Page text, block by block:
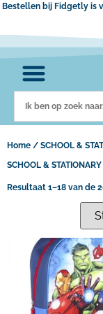
Bestellen bij Fidgetly is
Home / SCHOOL &
SCHOOL & STATIONARY
Resultaat 1–18 van de